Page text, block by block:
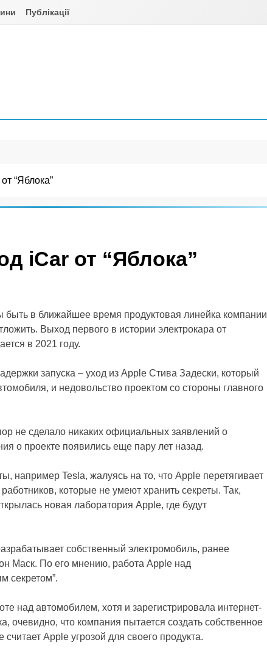
Публікації
“Яблока”
iCar от “Яблока”
быть в ближайшее время продуктовая линейка компании
Выход первого в истории электрокара от
в 2021 году.
запуска – уход из Apple Стива Задески, который
и недовольство проектом со стороны главного
не сделало никаких официальных заявлений о
о проекте появились еще пару лет назад.
например Tesla, жалуясь на то, что Apple перетягивает
которые не умеют хранить секреты. Так,
новая лаборатория Apple, где будут
собственный электромобиль, ранее
Маск. По его мнению, работа Apple над
секретом”.
над автомобилем, хотя и зарегистрировала интернет-
что компания пытается создать собственное
Apple угрозой для своего продукта.